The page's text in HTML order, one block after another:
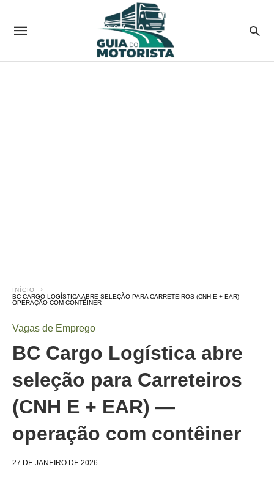
INÍCIO
BC CARGO LOGÍSTICA ABRE SELEÇÃO PARA CARRETEIROS (CNH E + EAR) —
OPERAÇÃO COM CONTÊINER
Vagas de Emprego
BC Cargo Logística abre
seleção para Carreteiros
(CNH E + EAR) —
operação com contêiner
27 DE JANEIRO DE 2026